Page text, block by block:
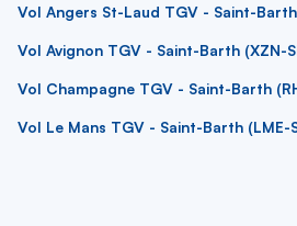
Vol Angers St-Laud TGV - Saint-Barth
Vol Avignon TGV - Saint-Barth (XZN-
Vol Champagne TGV - Saint-Barth
Vol Le Mans TGV - Saint-Barth (LME-